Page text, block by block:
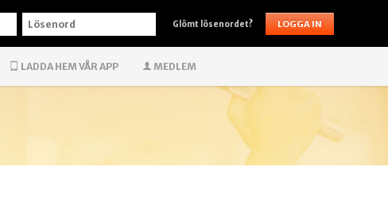
LÖSENORD Glömt lösenordet?
LADDA HEM VÅR APP MEDLEM